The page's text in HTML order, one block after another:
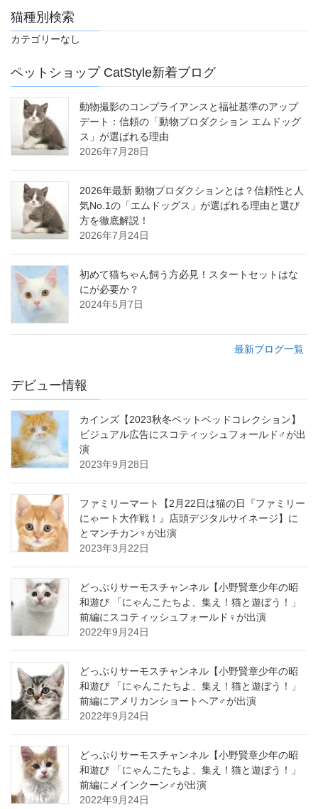
猫種別検索
カテゴリーなし
ペットショップ CatStyle新着ブログ
動物撮影のコンプライアンスと福祉基準のアップ
デート：信頼の「動物プロダクション エムドッグ
ス」が選ばれる理由
2026年7月28日
2026年最新 動物プロダクションとは？信頼性と人
気No.1の「エムドッグス」が選ばれる理由と選び
方を徹底解説！
2026年7月24日
初めて猫ちゃん飼う方必見！スタートセットはな
にが必要か？
2024年5月7日
最新ブログ一覧
デビュー情報
カインズ【2023秋冬ペットベッドコレクション】
ビジュアル広告にスコティッシュフォールド♂が出
演
2023年9月28日
ファミリーマート【2月22日は猫の日『ファミリー
にゃート大作戦！』店頭デジタルサイネージ】に
とマンチカン♀が出演
2023年3月22日
どっぷりサーモスチャンネル【小野賢章少年の昭
和遊び 「にゃんこたちよ、集え！猫と遊ぼう！」
前編にスコティッシュフォールド♀が出演
2022年9月24日
どっぷりサーモスチャンネル【小野賢章少年の昭
和遊び 「にゃんこたちよ、集え！猫と遊ぼう！」
前編にアメリカンショートヘア♂が出演
2022年9月24日
どっぷりサーモスチャンネル【小野賢章少年の昭
和遊び 「にゃんこたちよ、集え！猫と遊ぼう！」
前編にメインクーン♂が出演
2022年9月24日